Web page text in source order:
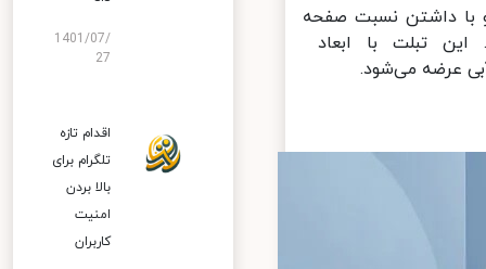
کم 7 میلی‌‌متر است و با داشتن نسبت صفحه
این تبلت با ابعاد
1401/07/
27
اقدام تازه
تلگرام برای
بالا بردن
امنیت
کاربران